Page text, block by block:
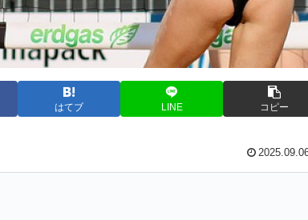
はてブ LINE コピー